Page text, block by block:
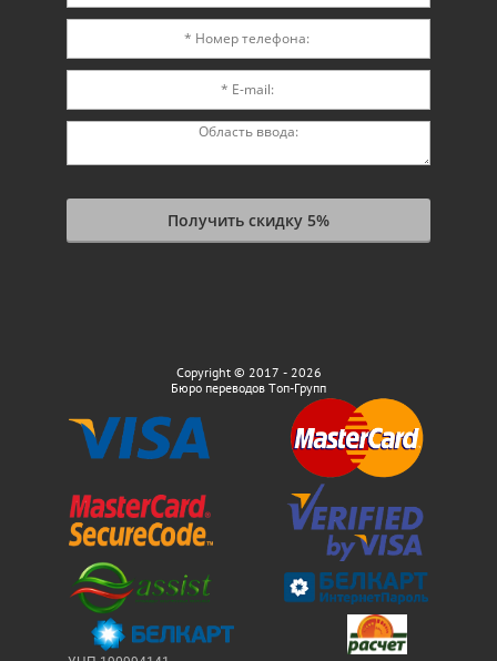
Получить скидку 5%
Copyright © 2017 - 2026
Бюро переводов Топ-Групп